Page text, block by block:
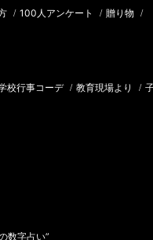
/ 100人アンケート / 贈り物 /
校行事コーデ / 教育現場より /
数字占い”